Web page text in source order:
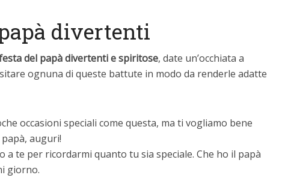
divertenti
del papà divertenti e spiritose, date un’occhiata a
ognuna di queste battute in modo da renderle adatte
occasioni speciali come questa, ma ti vogliamo bene
auguri!
a te per ricordarmi quanto tu sia speciale. Che ho il papà
giorno.